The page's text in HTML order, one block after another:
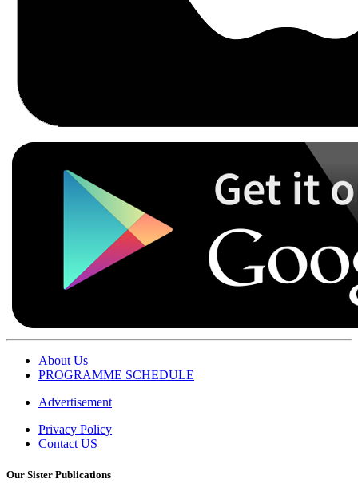
About Us
PROGRAMME SCHEDULE
Advertisement
Privacy Policy
Contact US
Our Sister Publications